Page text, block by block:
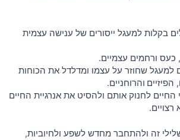
בקלות למעגל ייסורים של ענישה עצמית
ורחמים עצמיים.
למעגל שחוזר על עצמו ומדלדל את הכוחות
והרוחניים.
החיים לחנוק אותם ולהסיט את אנרגיית החיים
זה ולהתחבר מחדש לשפע ולחיוביות,